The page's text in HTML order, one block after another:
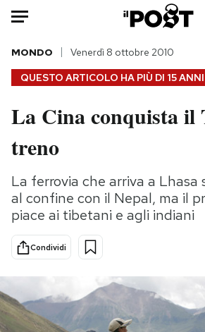
Auto
HOME
Italia
Politica
Tecnologia
Internet
Scienza
Cultura
Economia
Moda
Ok
Media
QUESTO ARTICOLO HA PIÙ DI 15 ANNI
MONDO Venerdì 8 ottobre 2010
La Cina conquista il
treno
La ferrovia che arriva a Lhasa
al confine con il Nepal, ma il
piace ai tibetani e agli indiani
Condividi